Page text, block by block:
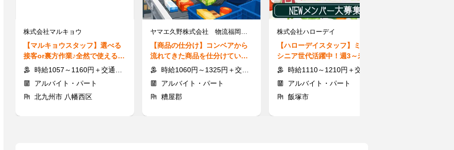
株式会社マルキョウ
【マルキョウスタッフ】選べる
接客or裏方作業♪全然で使えるお
得な社割有◎高校生も歓迎！
時給1057～1160円＋交通費支給
アルバイト・パート
北九州市 八幡西区
ヤマエ久野株式会社 物流福岡東支店
【商品の仕分け】コンベアから
流れてきた商品を仕分けていく
だけ♪接客なしの倉庫バイト◎
時給1060円～1325円＋交通費
アルバイト・パート
糟屋郡
株式会社ハローデイ
【ハローデイスタッフ】ミドル
シニア世代活躍中！週3～未経験
歓迎！裏方メインの部門あり
時給1110～1210円＋交通費規定支給（部門・時間帯による）
アルバイト・パート
飯塚市